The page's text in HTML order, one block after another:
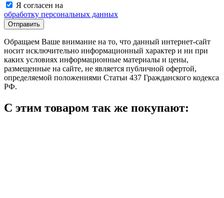
Я согласен на
обработку персональных данных
Обращаем Ваше внимание на то, что данный интернет-сайт
носит исключительно информационный характер и ни при
каких условиях информационные материалы и цены,
размещенные на сайте, не является публичной офертой,
определяемой положениями Статьи 437 Гражданского кодекса
РФ.
С этим товаром так же покупают: